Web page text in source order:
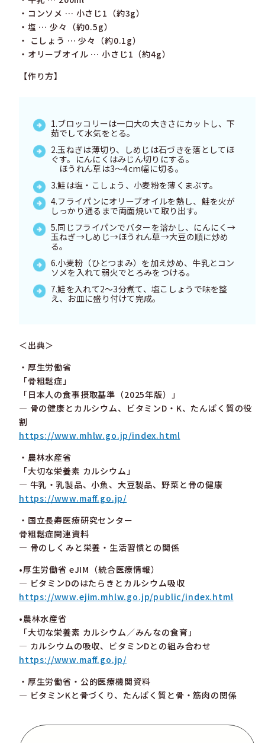
・コンソメ … 小さじ1（約3g）
・塩 … 少々（約0.5g）
・ こしょう … 少々（約0.1g）
・オリーブオイル … 小さじ1（約4g）
【作り方】
1.ブロッコリーは一口大の大きさにカットし、下
茹でして水気をとる。
2.玉ねぎは薄切り、しめじは石づきを落としてほ
ぐす。にんにくはみじん切りにする。
ほうれん草は3〜4cm幅に切る。
3.鮭は塩・こしょう、小麦粉を薄くまぶす。
4.フライパンにオリーブオイルを熱し、鮭を火が
しっかり通るまで両面焼いて取り出す。
5.同じフライパンでバターを溶かし、にんにく→
玉ねぎ→しめじ→ほうれん草→大豆の順に炒め
る。
6.小麦粉（ひとつまみ）を加え炒め、牛乳とコン
ソメを入れて弱火でとろみをつける。
7.鮭を入れて2〜3分煮て、塩こしょうで味を整
え、お皿に盛り付けて完成。
＜出典＞
・厚生労働省
「骨粗鬆症」
「日本人の食事摂取基準（2025年版）」
― 骨の健康とカルシウム、ビタミンD・K、たんぱく質の役
割
https://www.mhlw.go.jp/index.html
・農林水産省
「大切な栄養素 カルシウム」
― 牛乳・乳製品、小魚、大豆製品、野菜と骨の健康
https://www.maff.go.jp/
・国立長寿医療研究センター
骨粗鬆症関連資料
― 骨のしくみと栄養・生活習慣との関係
•厚生労働省 eJIM（統合医療情報）
― ビタミンDのはたらきとカルシウム吸収
https://www.ejim.mhlw.go.jp/public/index.html
•農林水産省
「大切な栄養素 カルシウム／みんなの食育」
― カルシウムの吸収、ビタミンDとの組み合わせ
https://www.maff.go.jp/
・厚生労働省・公的医療機関資料
― ビタミンKと骨づくり、たんぱく質と骨・筋肉の関係